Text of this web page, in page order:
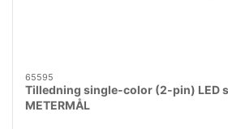
65595
Tilledning single-color (2-pin) LED
METERMÅL